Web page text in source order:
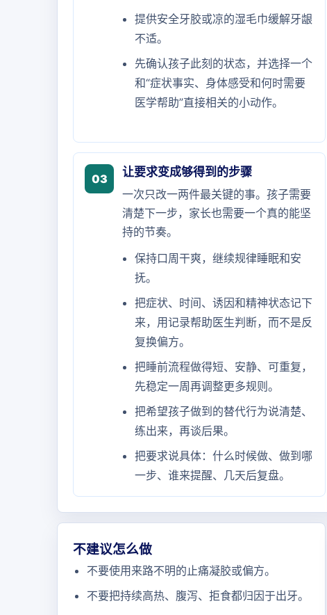
提供安全牙胶或凉的湿毛巾缓解牙龈
不适。
先确认孩子此刻的状态，并选择一个
和“症状事实、身体感受和何时需要
医学帮助”直接相关的小动作。
03
让要求变成够得到的步骤
一次只改一两件最关键的事。孩子需要
清楚下一步，家长也需要一个真的能坚
持的节奏。
保持口周干爽，继续规律睡眠和安
抚。
把症状、时间、诱因和精神状态记下
来，用记录帮助医生判断，而不是反
复换偏方。
把睡前流程做得短、安静、可重复，
先稳定一周再调整更多规则。
把希望孩子做到的替代行为说清楚、
练出来，再谈后果。
把要求说具体：什么时候做、做到哪
一步、谁来提醒、几天后复盘。
不建议怎么做
不要使用来路不明的止痛凝胶或偏方。
不要把持续高热、腹泻、拒食都归因于出牙。